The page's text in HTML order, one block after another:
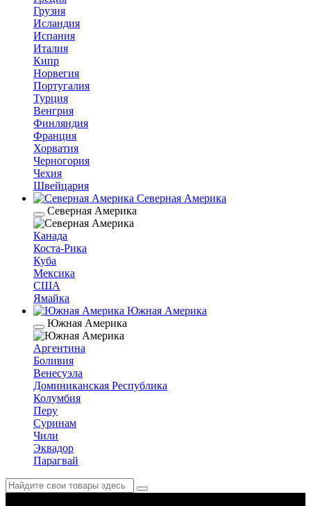
Грузия
Исландия
Испания
Италия
Кипр
Норвегия
Португалия
Турция
Венгрия
Финляндия
Франция
Хорватия
Черногория
Чехия
Швейцария
Северная Америка
Северная Америка
Канада
Коста-Рика
Куба
Мексика
США
Ямайка
Южная Америка
Южная Америка
Аргентина
Боливия
Венесуэла
Доминиканская Республика
Колумбия
Перу
Суринам
Чили
Эквадор
Парагвай